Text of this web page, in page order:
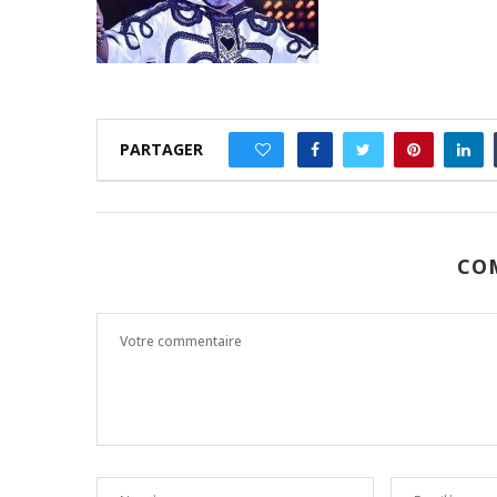
PARTAGER